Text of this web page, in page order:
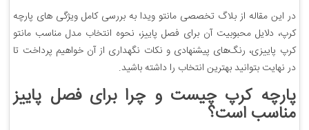
در این مقاله از بلاگ تخصصی مانتو ویدا به بررسی کامل ویژگی های پارچه
کرپ، دلایل محبوبیت آن برای فصل پاییز، نحوه انتخاب مدل مناسب مانتو
کرپ پاییزی، رنگ‌های پیشنهادی و نکات نگهداری از آن خواهیم پرداخت تا
در نهایت بتوانید بهترین انتخاب را داشته باشید.
پارچه کرپ چیست و چرا برای فصل پاییز
مناسب است؟